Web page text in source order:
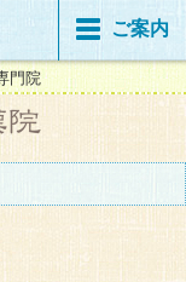
ご案内
門院